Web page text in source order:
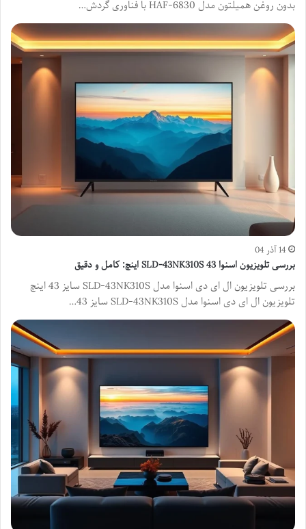
بدون روغن همیلتون مدل HAF-6830 با فناوری گردش…
14 آذر 04
بررسی تلویزیون اسنوا SLD-43NK310S 43 اینچ: کامل و دقیق
بررسی تلویزیون ال ای دی اسنوا مدل SLD-43NK310S سایز 43 اینچ
تلویزیون ال ای دی اسنوا مدل SLD-43NK310S سایز 43…